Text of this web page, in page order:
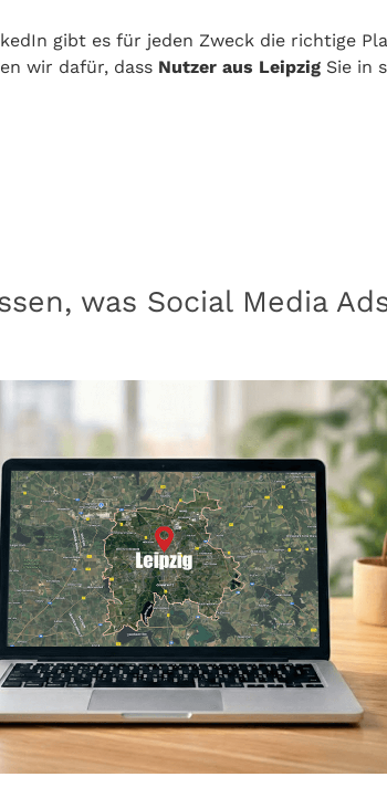
gibt es für jeden Zweck die richtige
wir dafür, dass Nutzer aus Leipzig Sie in
was Social Media